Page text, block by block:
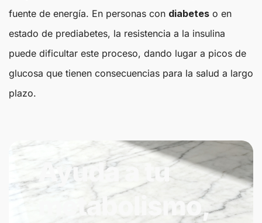
fuente de energía. En personas con diabetes o en
estado de prediabetes, la resistencia a la insulina
puede dificultar este proceso, dando lugar a picos de
glucosa que tienen consecuencias para la salud a largo
plazo.
Ayuda a tu
metabolismo,